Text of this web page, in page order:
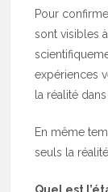
Pour
sont visibles
expériences
la réalité
En même
seuls la